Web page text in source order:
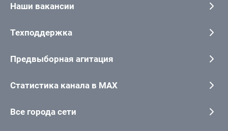
Наши вакансии
Техподдержка
Предвыборная агитация
Статистика канала в MAX
Все города сети